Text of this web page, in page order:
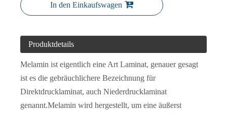
In den Einkaufswagen
Produktdetails
Melamin ist eigentlich eine Art Laminat, genauer gesagt
ist es die gebräuchlichere Bezeichnung für
Direktdrucklaminat, auch Niederdrucklaminat
genannt.Melamin wird hergestellt, um eine äußerst